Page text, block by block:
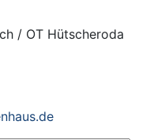
/ OT Hütscheroda